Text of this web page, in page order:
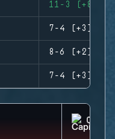
11-3 (+8)
7-4 (+3)
8-6 (+2)
7-4 (+3)